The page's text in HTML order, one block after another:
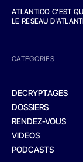
ATLANTICO C'EST
LE RESEAU
CATEGORIES
DECRYPTAGES
DOSSIERS
RENDEZ-VOUS
VIDEOS
PODCASTS